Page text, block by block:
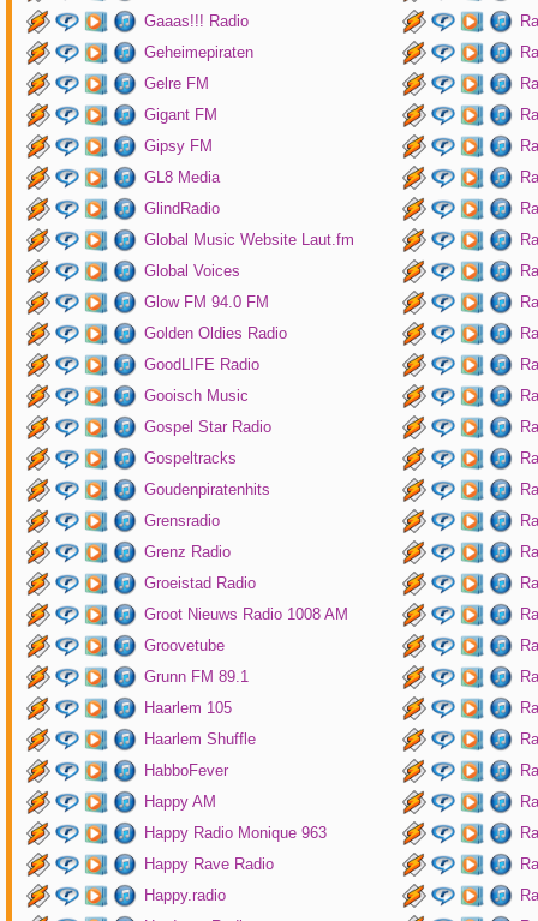
Gaaas!!! Radio
Geheimepiraten
Gelre FM
Gigant FM
Gipsy FM
GL8 Media
GlindRadio
Global Music Website Laut.fm
Global Voices
Glow FM 94.0 FM
Golden Oldies Radio
GoodLIFE Radio
Gooisch Music
Gospel Star Radio
Gospeltracks
Goudenpiratenhits
Grensradio
Grenz Radio
Groeistad Radio
Groot Nieuws Radio 1008 AM
Groovetube
Grunn FM 89.1
Haarlem 105
Haarlem Shuffle
HabboFever
Happy AM
Happy Radio Monique 963
Happy Rave Radio
Happy.radio